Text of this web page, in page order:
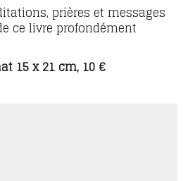
prières et messages
ce livre profondément
15 x 21 cm, 10 €